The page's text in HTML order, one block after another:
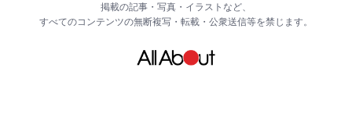
掲載の記事・写真・イラストなど、
すべてのコンテンツの無断複写・転載・公衆送信等を禁じます。